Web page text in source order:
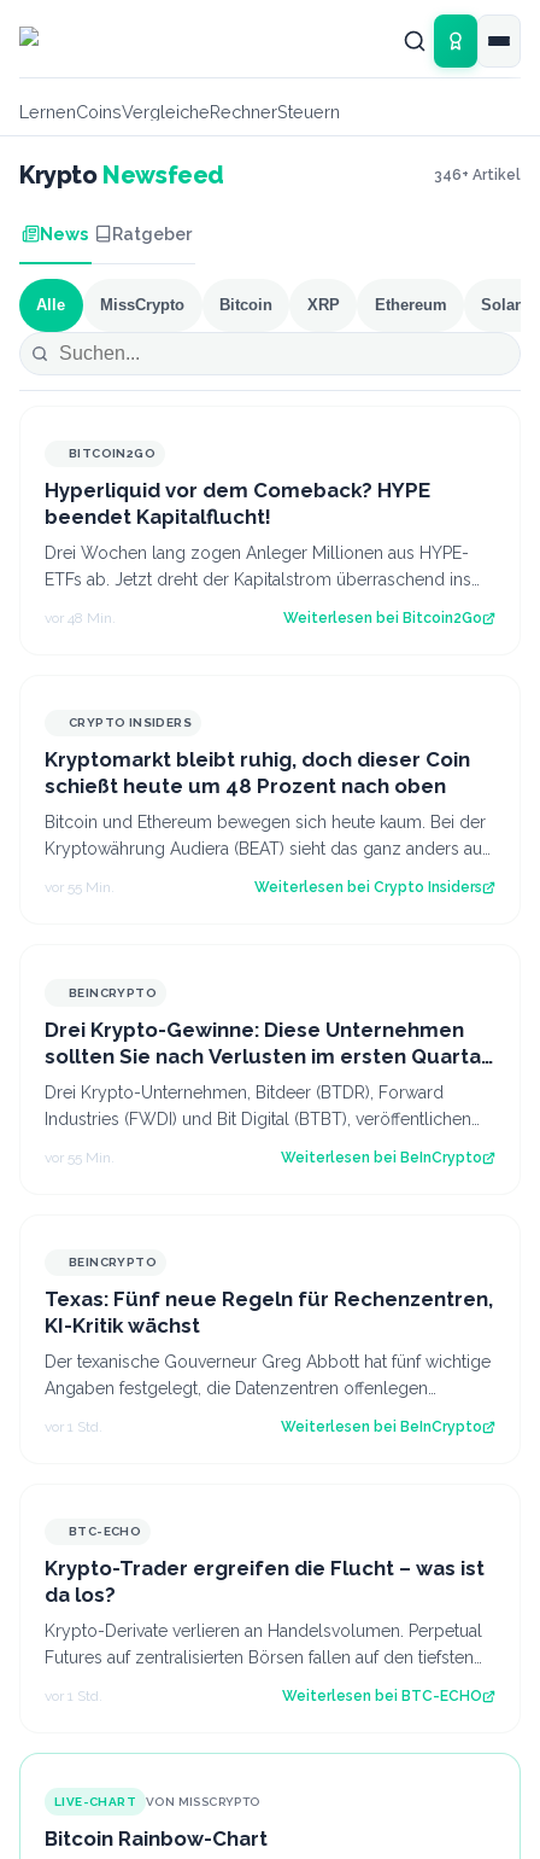
LernenCoinsVergleicheRechnerSteuern
Krypto Newsfeed 346+ Artikel
News Ratgeber
Alle MissCrypto Bitcoin XRP Ethereum Solana
BITCOIN2GO
Hyperliquid vor dem Comeback? HYPE
beendet Kapitalflucht!
Drei Wochen lang zogen Anleger Millionen aus HYPE-
ETFs ab. Jetzt dreht der Kapitalstrom überraschend ins
vor 48 Min. Weiterlesen bei Bitcoin2Go
CRYPTO INSIDERS
Kryptomarkt bleibt ruhig, doch dieser Coin
schießt heute um 48 Prozent nach oben
Bitcoin und Ethereum bewegen sich heute kaum. Bei der
Kryptowährung Audiera (BEAT) sieht das ganz anders aus:
vor 55 Min. Weiterlesen bei Crypto Insiders
BEINCRYPTO
Drei Krypto-Gewinne: Diese Unternehmen
sollten Sie nach Verlusten im ersten Quartal
im Blick behalten
Drei Krypto-Unternehmen, Bitdeer (BTDR), Forward
Industries (FWDI) und Bit Digital (BTBT), veröffentlichen
vor 55 Min. Weiterlesen bei BeInCrypto
BEINCRYPTO
Texas: Fünf neue Regeln für Rechenzentren,
KI-Kritik wächst
Der texanische Gouverneur Greg Abbott hat fünf wichtige
Angaben festgelegt, die Datenzentren offenlegen
vor 1 Std. Weiterlesen bei BeInCrypto
BTC-ECHO
Krypto-Trader ergreifen die Flucht – was ist
da los?
Krypto-Derivate verlieren an Handelsvolumen. Perpetual
Futures auf zentralisierten Börsen fallen auf den tiefsten
vor 1 Std. Weiterlesen bei BTC-ECHO
LIVE-CHART VON MISSCRYPTO
Bitcoin Rainbow-Chart